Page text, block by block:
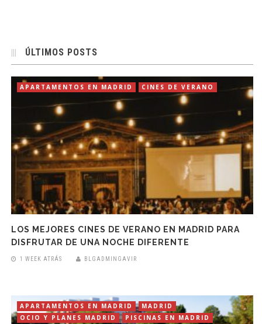
ÚLTIMOS POSTS
APARTAMENTOS EN MADRID CINES DE VERANO
LOS MEJORES CINES DE VERANO EN MADRID PARA
DISFRUTAR DE UNA NOCHE DIFERENTE
1 WEEK ATRÁS BLGADMINGAVIR
APARTAMENTOS EN MADRID
MADRID
OCIO Y PLANES MADRID
PISCINAS EN MADRID